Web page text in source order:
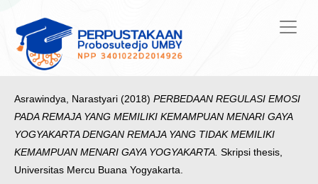
Asrawindya, Narastyari (2018) PERBEDAAN REGULASI EMOSI
PADA REMAJA YANG MEMILIKI KEMAMPUAN MENARI GAYA
YOGYAKARTA DENGAN REMAJA YANG TIDAK MEMILIKI
KEMAMPUAN MENARI GAYA YOGYAKARTA. Skripsi thesis,
Universitas Mercu Buana Yogyakarta.